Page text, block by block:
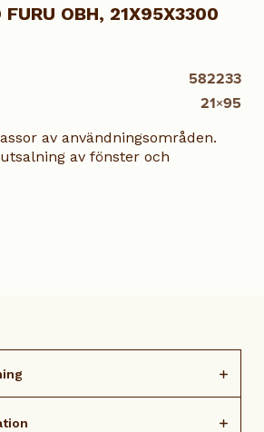
582233
21×95
FURU OBH, 21X95X3300
av användningsområden.
av fönster och